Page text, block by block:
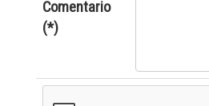
Comentario
(*)